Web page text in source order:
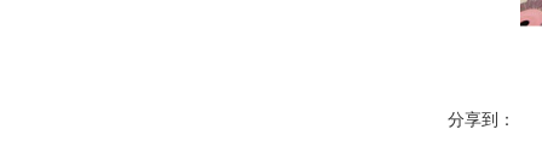
分享到：